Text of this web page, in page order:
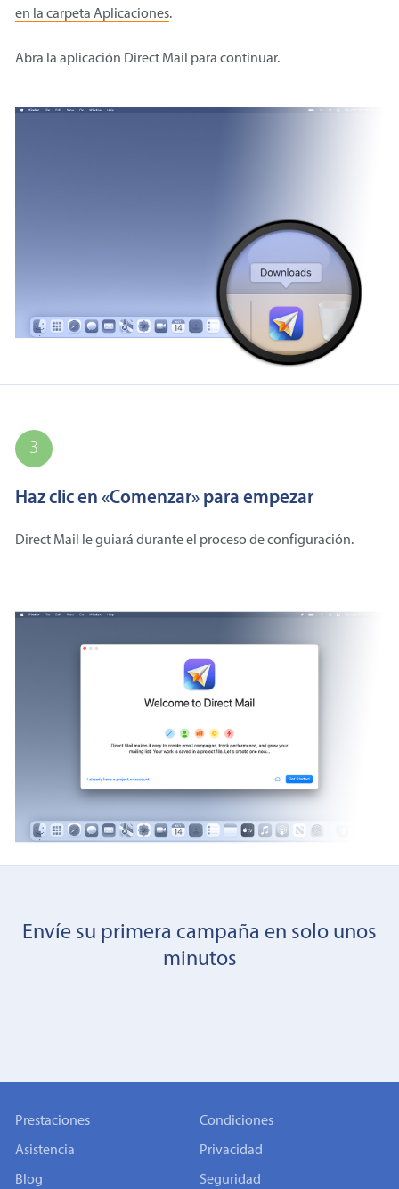
en la carpeta Aplicaciones.
Abra la aplicación Direct Mail para continuar.
3
Haz clic en «Comenzar» para empezar
Direct Mail le guiará durante el proceso de configuración.
Envíe su primera campaña en solo unos
minutos
Prestaciones
Asistencia
Blog
Condiciones
Privacidad
Seguridad